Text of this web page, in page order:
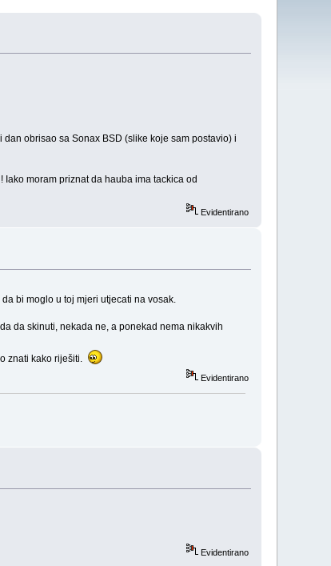
obrisao sa Sonax BSD (slike koje sam postavio) i
moram priznat da hauba ima tackica od
Evidentirano
bi moglo u toj mjeri utjecati na vosak.
da skinuti, nekada ne, a ponekad nema nikakvih
znati kako riješiti.
Evidentirano
Evidentirano